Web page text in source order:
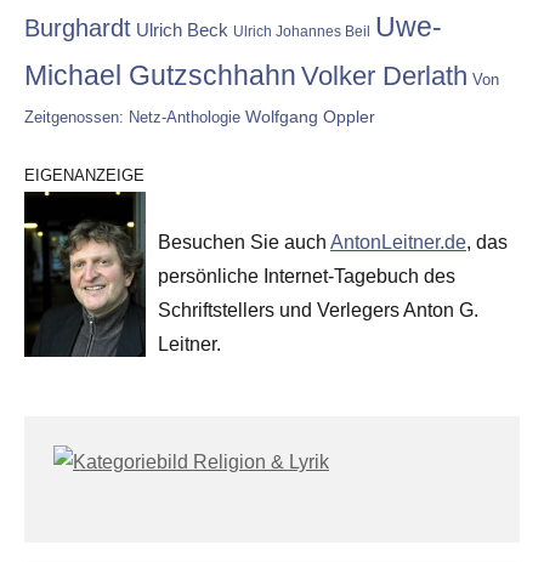
Burghardt Ulrich Beck Ulrich Johannes Beil Uwe-
Michael Gutzschhahn Volker Derlath Von
Zeitgenossen: Netz-Anthologie Wolfgang Oppler
EIGENANZEIGE
Besuchen Sie auch AntonLeitner.de, das
persönliche Internet-Tagebuch des
Schriftstellers und Verlegers Anton G.
Leitner.